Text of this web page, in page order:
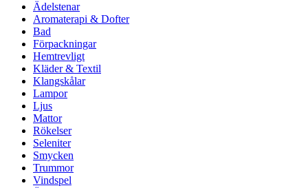
Ädelstenar
Aromaterapi & Dofter
Bad
Förpackningar
Hemtrevligt
Kläder & Textil
Klangskålar
Lampor
Ljus
Mattor
Rökelser
Seleniter
Smycken
Trummor
Vindspel